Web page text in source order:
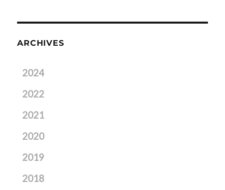
ARCHIVES
2024
2022
2021
2020
2019
2018